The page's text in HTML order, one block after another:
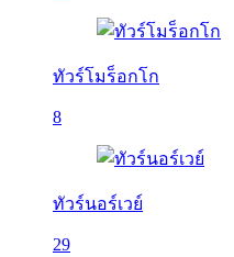
ทัวร์โมร็อกโก
8
ทัวร์นอร์เวย์
29